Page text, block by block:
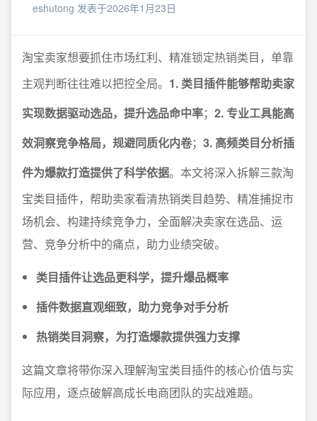
eshutong 发表于2026年1月23日
淘宝卖家想要抓住市场红利、精准锁定热销类目，单靠
主观判断往往难以把控全局。 1. 类目插件能够帮助卖家
实现数据驱动选品，提升选品命中率； 2. 专业工具能高
效洞察竞争格局，规避同质化内卷； 3. 高频类目分析插
件为爆款打造提供了科学依据。本文将深入拆解三款淘
宝类目插件，帮助卖家看清热销类目趋势、精准捕捉市
场机会、构建持续竞争力，全面解决卖家在选品、运
营、竞争分析中的痛点，助力业绩突破。
类目插件让选品更科学，提升爆品概率
插件数据直观细致，助力竞争对手分析
热销类目洞察，为打造爆款提供强力支撑
这篇文章将带你深入理解淘宝类目插件的核心价值与实
际应用，逐点破解高成长电商团队的实战难题。